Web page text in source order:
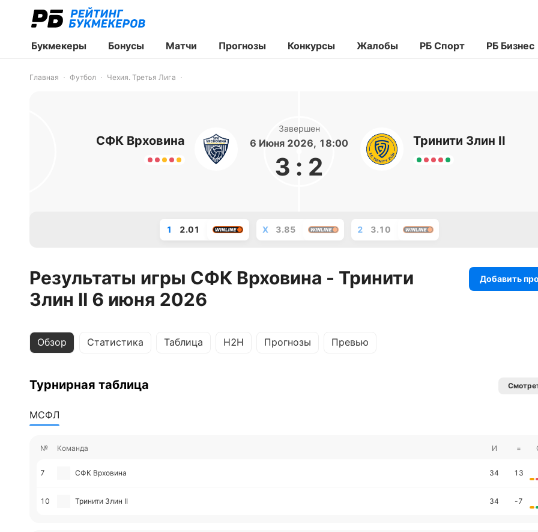
Букмекеры Бонусы Матчи Прогнозы Конкурсы Жалобы РБ Спорт РБ Бизнес
Главная Футбол Чехия. Третья Лига
СФК Врховина
Завершен
6 Июня 2026, 18:00
3 : 2
Тринити Злин II
1 2.01 X 3.85 2 3.10
Результаты игры СФК Врховина - Тринити
Злин II 6 июня 2026
Добавить
Обзор Статистика Таблица H2H Прогнозы Превью
Турнирная таблица
МСФЛ
№ Команда И =
7 СФК Врховина 34 13
10 Тринити Злин II 34 -7